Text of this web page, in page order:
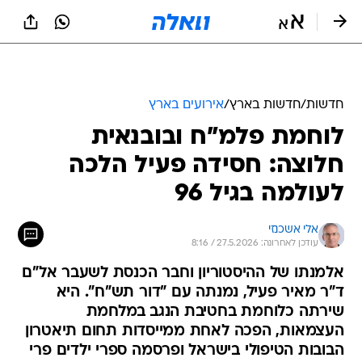
חדשות/חדשות בארץ/אירועים בארץ
לוחמת פלמ"ח ובובנאית
חלוצה: חסידה פעיל הלכה
לעולמה בגיל 96
אלי אשכנזי
עודכן לאחרונה: 27.5.2026 / 8:16
אלמנתו של ההיסטוריון וחבר הכנסת לשעבר אל"ם
ד"ר מאיר פעיל, נמנתה עם "דור תש"ח". היא
שירתה כלוחמת בחטיבת הנגב במלחמת
העצמאות, הפכה לאחת ממייסדות תחום תיאטרון
הבובות הטיפולי בישראל ופרסמה ספרי ילדים פרי